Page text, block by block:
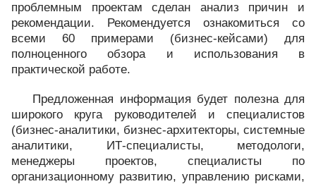
проблемным проектам сделан анализ причин и
рекомендации. Рекомендуется ознакомиться со
всеми 60 примерами (бизнес-кейсами) для
полноценного обзора и использования в
практической работе.
Предложенная информация будет полезна для
широкого круга руководителей и специалистов
(бизнес-аналитики, бизнес-архитекторы, системные
аналитики, ИТ-специалисты, методологи,
менеджеры проектов, специалисты по
организационному развитию, управлению рисками,